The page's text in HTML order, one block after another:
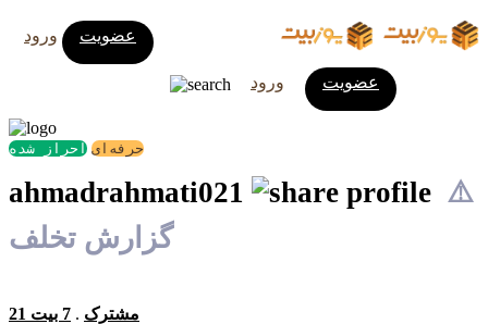
ورود عضویت
ورود عضویت
حرفه‌ای احراز شده
ahmadrahmati021
⚠️
گزارش تخلف
21 مشترک . 7 بیت